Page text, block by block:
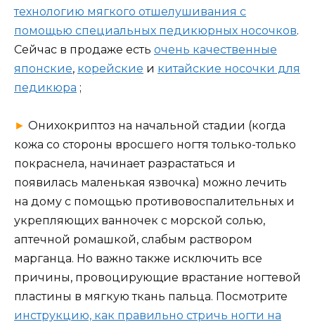
технологию мягкого отшелушивания с
помощью специальных педикюрных носочков.
Сейчас в продаже есть очень качественные
японские, корейские и китайские носочки для
педикюра ;
► Онихокриптоз на начальной стадии (когда
кожа со стороны вросшего ногтя только-только
покраснела, начинает разрастаться и
появилась маленькая язвочка) можно лечить
на дому с помощью противовоспалительных и
укрепляющих ванночек с морской солью,
аптечной ромашкой, слабым раствором
марганца. Но важно также исключить все
причины, провоцирующие врастание ногтевой
пластины в мягкую ткань пальца. Посмотрите
инструкцию, как правильно стричь ногти на